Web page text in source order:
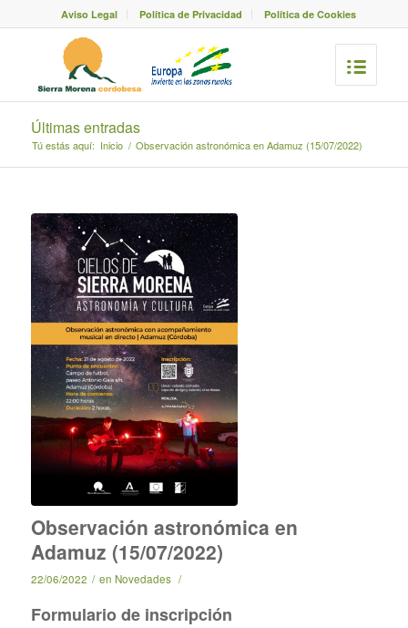
Aviso Legal Política de Privacidad Política de Cookies
Últimas entradas
Tú estás aquí: Inicio / Observación astronómica en Adamuz (15/07/2022)
Observación astronómica en
Adamuz (15/07/2022)
22/06/2022 / en Novedades /
Formulario de inscripción